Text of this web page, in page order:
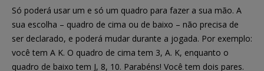
Só poderá usar um e só um quadro para fazer a sua mão. A
sua escolha – quadro de cima ou de baixo – não precisa de
ser declarado, e poderá mudar durante a jogada. Por exemplo:
você tem A K. O quadro de cima tem 3, A. K, enquanto o
quadro de baixo tem J, 8, 10. Parabéns! Você tem dois pares.